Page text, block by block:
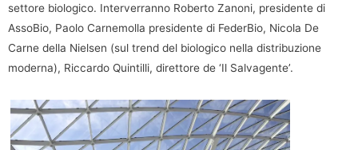
settore biologico. Interverranno Roberto Zanoni, presidente di
AssoBio, Paolo Carnemolla presidente di FederBio, Nicola De
Carne della Nielsen (sul trend del biologico nella distribuzione
moderna), Riccardo Quintilli, direttore de ‘Il Salvagente’.